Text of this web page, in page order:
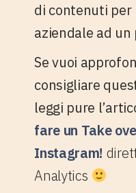
di contenuti per
aziendale ad un
Se vuoi
consigliare
leggi pure
fare un Take
Instagram!
Analytics